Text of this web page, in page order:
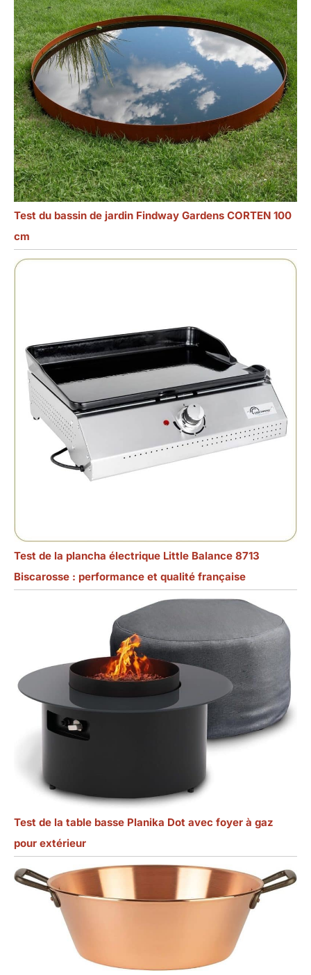
Test du bassin de jardin Findway Gardens CORTEN 100
cm
Test de la plancha électrique Little Balance 8713
Biscarosse : performance et qualité française
Test de la table basse Planika Dot avec foyer à gaz
pour extérieur